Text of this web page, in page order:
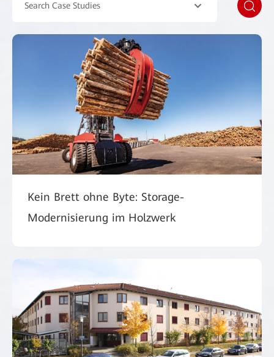
Search Case Studies
Kein Brett ohne Byte: Storage-
Modernisierung im Holzwerk